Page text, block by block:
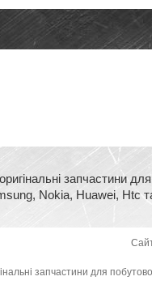
запчастини
Nokia, Huawei, Htc